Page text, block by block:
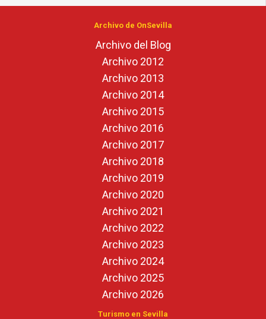
Archivo de OnSevilla
Archivo del Blog
Archivo 2012
Archivo 2013
Archivo 2014
Archivo 2015
Archivo 2016
Archivo 2017
Archivo 2018
Archivo 2019
Archivo 2020
Archivo 2021
Archivo 2022
Archivo 2023
Archivo 2024
Archivo 2025
Archivo 2026
Turismo en Sevilla